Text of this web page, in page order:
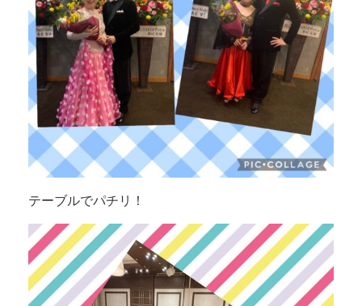
テーブルでパチリ！